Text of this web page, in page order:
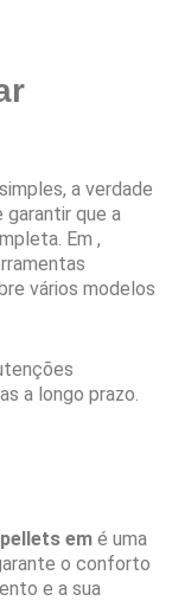
a verdade
que a
Em ,
vários modelos
a longo prazo.
em é uma
o conforto
e a sua